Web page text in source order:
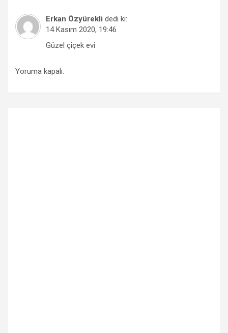
Erkan Özyürekli dedi ki:
14 Kasım 2020, 19:46
Güzel çiçek evi
Yoruma kapalı.